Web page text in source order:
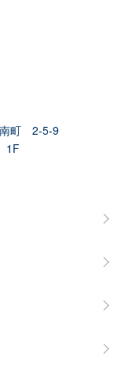
町 2-5-9
1F